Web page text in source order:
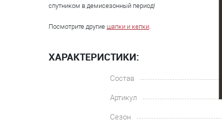
спутником в демисезонный период!
Посмотрите другие шапки и кепки.
ХАРАКТЕРИСТИКИ:
Состав
Артикул
Сезон